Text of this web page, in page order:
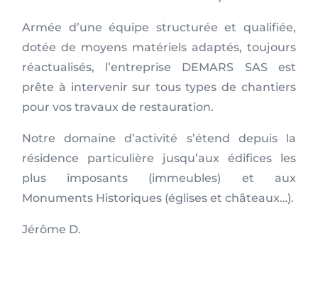
Armée d’une équipe structurée et qualifiée,
dotée de moyens matériels adaptés, toujours
réactualisés, l’entreprise DEMARS SAS est
prête à intervenir sur tous types de chantiers
pour vos travaux de restauration.
Notre domaine d’activité s’étend depuis la
résidence particulière jusqu’aux édifices les
plus imposants (immeubles) et aux
Monuments Historiques (églises et châteaux…).
Jérôme D.